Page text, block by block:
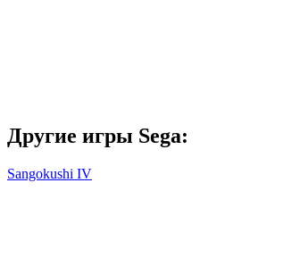
Другие игры Sega:
Sangokushi IV